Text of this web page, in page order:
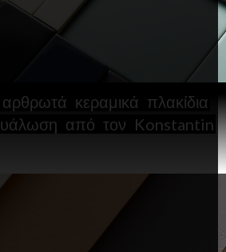
αρθρωτά κεραμικά πλακίδια
υάλωση από τον Konstantin